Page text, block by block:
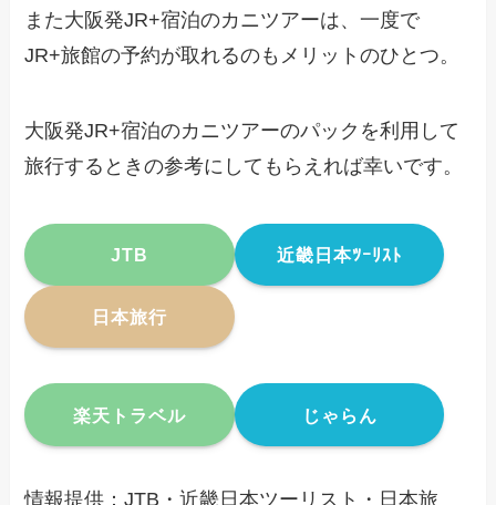
また大阪発JR+宿泊のカニツアーは、一度で
JR+旅館の予約が取れるのもメリットのひとつ。
大阪発JR+宿泊のカニツアーのパックを利用して
旅行するときの参考にしてもらえれば幸いです。
JTB 近畿日本ﾂｰﾘｽﾄ
日本旅行
楽天トラベル じゃらん
情報提供：JTB・近畿日本ツーリスト・日本旅